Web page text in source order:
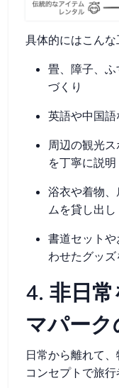
具体的にはこんな
畳、障子、
づくり
英語や中国
周辺の観光
を丁寧に説明
浴衣や着物
ムを貸し出し
書道セット
わせたグッ
4. 非日
マパー
日常から離れて
コンセプトで旅